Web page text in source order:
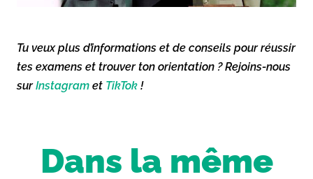
Tu veux plus d’informations et de conseils pour réussir
tes examens et trouver ton orientation ? Rejoins-nous
surInstagram et TikTok !
Dans la même